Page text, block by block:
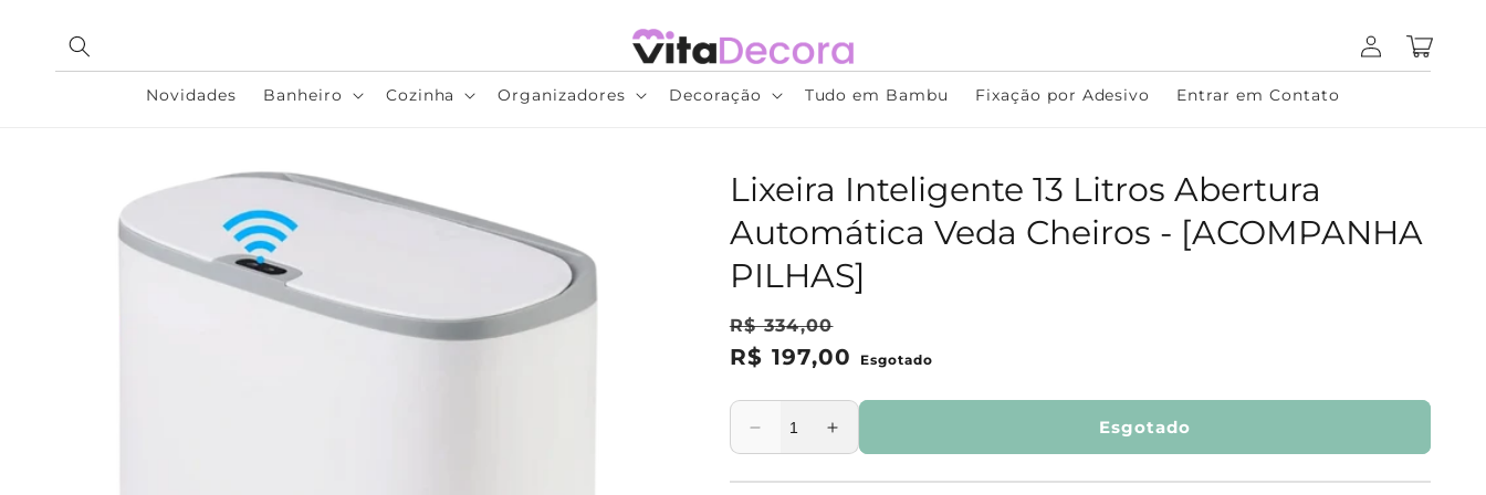
conteúdo
Novidades Banheiro Cozinha Organizadores Decoração Tudo em Bambu Fixação por Adesivo Entrar em Contato
Fazer
login
Carrinho
informações
do produto
Lixeira Inteligente 13 Litros Abertura
Automática Veda Cheiros - [ACOMPANHA
PILHAS]
Preço
normal
R$ 197,00
Preço
promocional
R$ 334,00
Esgotado
Diminuir
a
quantidade
Aumentar
a
quantidade
Esgotado